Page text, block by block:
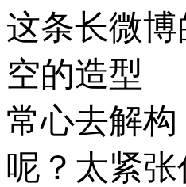
这条长微博
空的造型
常心去解
呢？太紧